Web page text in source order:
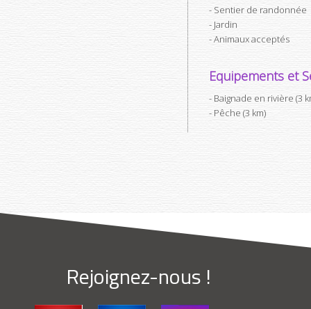
Sentier de randonnée
Jardin
Animaux acceptés
Equipements et
Baignade en rivière (3
Pêche (3 km)
Rejoignez-nous !